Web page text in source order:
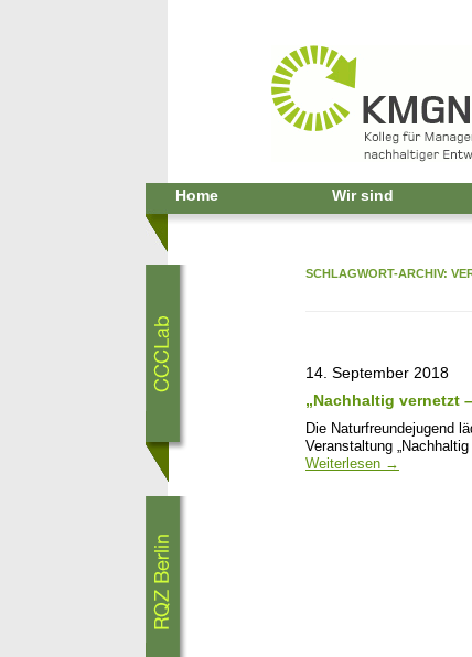
Home Wir sind
SCHLAGWORT-ARCHIV:
14. September 2018
„Nachhaltig vernetzt
Die Naturfreundejugend
Veranstaltung
Weiterlesen →